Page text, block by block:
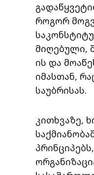
როგორ
მიღებული,
ის და
იმასთან,
საუბრისას.
კითხვაზე,